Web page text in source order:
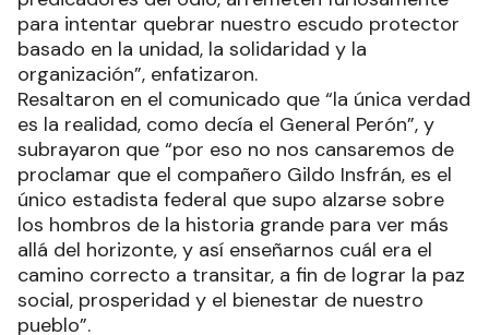
para intentar quebrar nuestro escudo protector
basado en la unidad, la solidaridad y la
organización”, enfatizaron.
Resaltaron en el comunicado que “la única verdad
es la realidad, como decía el General Perón”, y
subrayaron que “por eso no nos cansaremos de
proclamar que el compañero Gildo Insfrán, es el
único estadista federal que supo alzarse sobre
los hombros de la historia grande para ver más
allá del horizonte, y así enseñarnos cuál era el
camino correcto a transitar, a fin de lograr la paz
social, prosperidad y el bienestar de nuestro
pueblo”.